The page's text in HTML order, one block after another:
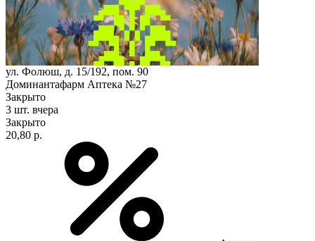
ул. Фолюш, д. 15/192, пом. 90
Доминантафарм Аптека №27
Закрыто
3 шт. вчера
Закрыто
20,80 р.